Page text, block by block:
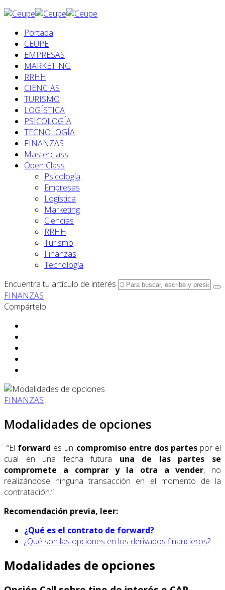
Portada
CEUPE
EMPRESAS
MARKETING
RRHH
CIENCIAS
TURISMO
LOGÍSTICA
PSICOLOGÍA
TECNOLOGÍA
FINANZAS
Masterclass
Open Class
Psicología
Empresas
Logística
Marketing
Ciencias
RRHH
Turismo
Finanzas
Tecnología
Encuentra tu artículo de interés
FINANZAS
Compártelo
FINANZAS
Modalidades de opciones
“El forward es un compromiso entre dos partespor el
cual en una fecha futura una de las partes
se
compromete a comprar y la otra a vender, no
realizándose ninguna transacción en el momento de la
contratación.”
Recomendación previa, leer:
¿Qué es el contrato de forward?
¿Qué son las opciones en los derivados financieros?
Modalidades de opciones